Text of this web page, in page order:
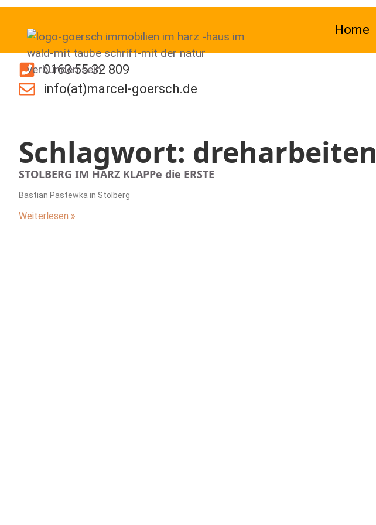
Home
0163 55 32 809
info(at)marcel-goersch.de
Schlagwort: dreharbeiten
STOLBERG IM HARZ KLAPPe die ERSTE
Bastian Pastewka in Stolberg
Weiterlesen »